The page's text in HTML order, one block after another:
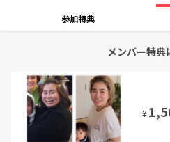
参加特典
メンバー特典
¥